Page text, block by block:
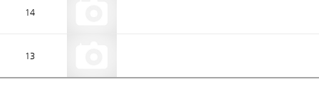
14
13